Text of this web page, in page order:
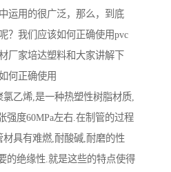
运用的很广泛，那么，到底
？我们应该如何正确使用pvc
厂家培达塑料和大家讲解下
何正确使用
乙烯,是一种热塑性树脂材质,
强度60MPa左右.在制管的过程
材具有难燃,耐酸碱,耐磨的性
的绝缘性.就是这些的特点使得